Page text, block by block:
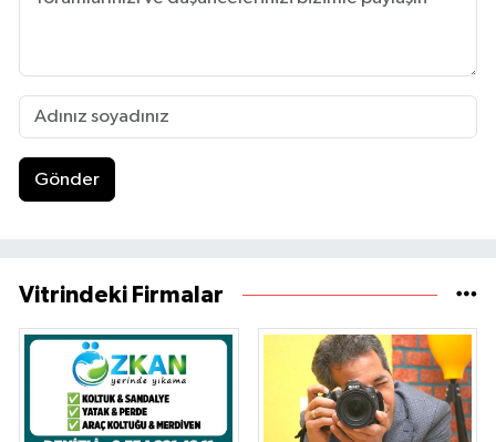
Gönder
Vitrindeki Firmalar